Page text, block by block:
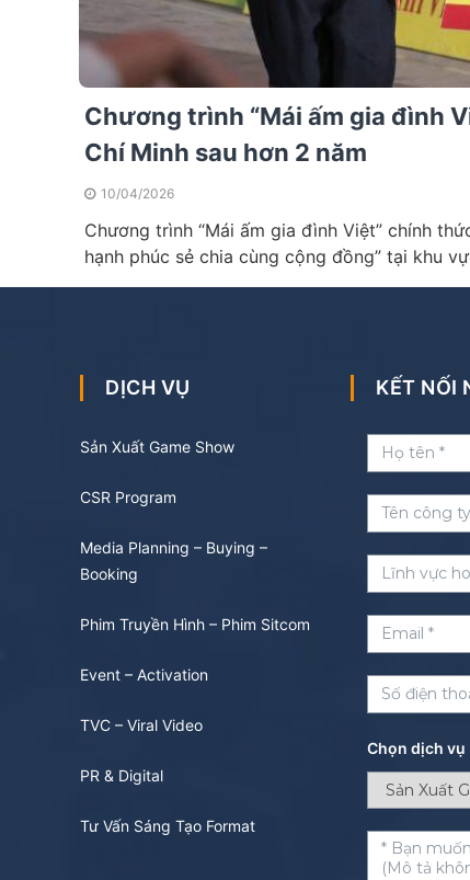
Chương trình “Mái ấm gia đình
Chí Minh sau hơn 2 năm
10/04/2026
Chương trình “Mái ấm gia đình Việt” chính
hạnh phúc sẻ chia cùng cộng đồng” tại khu
DỊCH VỤ
Sản Xuất Game Show
CSR Program
Media Planning – Buying –
Booking
Phim Truyền Hình – Phim Sitcom
Event – Activation
TVC – Viral Video
PR & Digital
Tư Vấn Sáng Tạo Format
KẾT
Chọn dịch vụ